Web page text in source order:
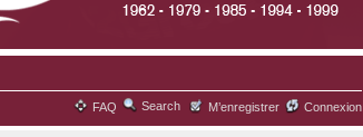
FAQ Search M’enregistrer Connexion